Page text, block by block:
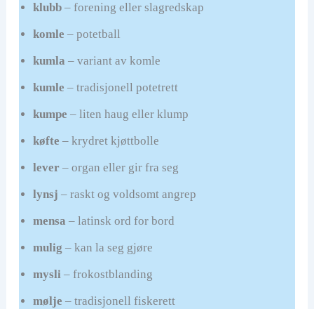
klubb– forening eller slagredskap
komle – potetball
kumla – variant av komle
kumle – tradisjonell potetrett
kumpe – liten haug eller klump
køfte – krydret kjøttbolle
lever – organ eller gir fra seg
lynsj – raskt og voldsomt angrep
mensa – latinsk ord for bord
mulig – kan la seg gjøre
mysli– frokostblanding
mølje – tradisjonell fiskerett